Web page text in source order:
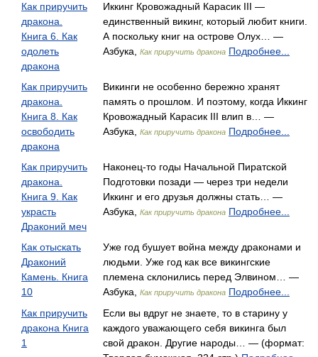
Как приручить
дракона.
Книга 6. Как
одолеть
дракона
Иккинг Кровожадный Карасик III —
единственный викинг, который любит книги.
А поскольку книг на острове Олух… —
Азбука,
Как приручить дракона Подробнее...
Как приручить
дракона.
Книга 8. Как
освободить
дракона
Викинги не особенно бережно хранят
память о прошлом. И поэтому, когда Иккинг
Кровожадный Карасик III влип в… —
Азбука,
Как приручить дракона Подробнее...
Как приручить
дракона.
Книга 9. Как
украсть
Драконий меч
Наконец-то годы Начальной Пиратской
Подготовки позади — через три недели
Иккинг и его друзья должны стать… —
Азбука,
Как приручить дракона Подробнее...
Как отыскать
Драконий
Камень. Книга
10
Уже год бушует война между драконами и
людьми. Уже год как все викингские
племена склонились перед Элвином… —
Азбука,
Как приручить дракона Подробнее...
Как приручить
дракона Книга
1
Если вы вдруг не знаете, то в старину у
каждого уважающего себя викинга был
свой дракон. Другие народы… — (формат: